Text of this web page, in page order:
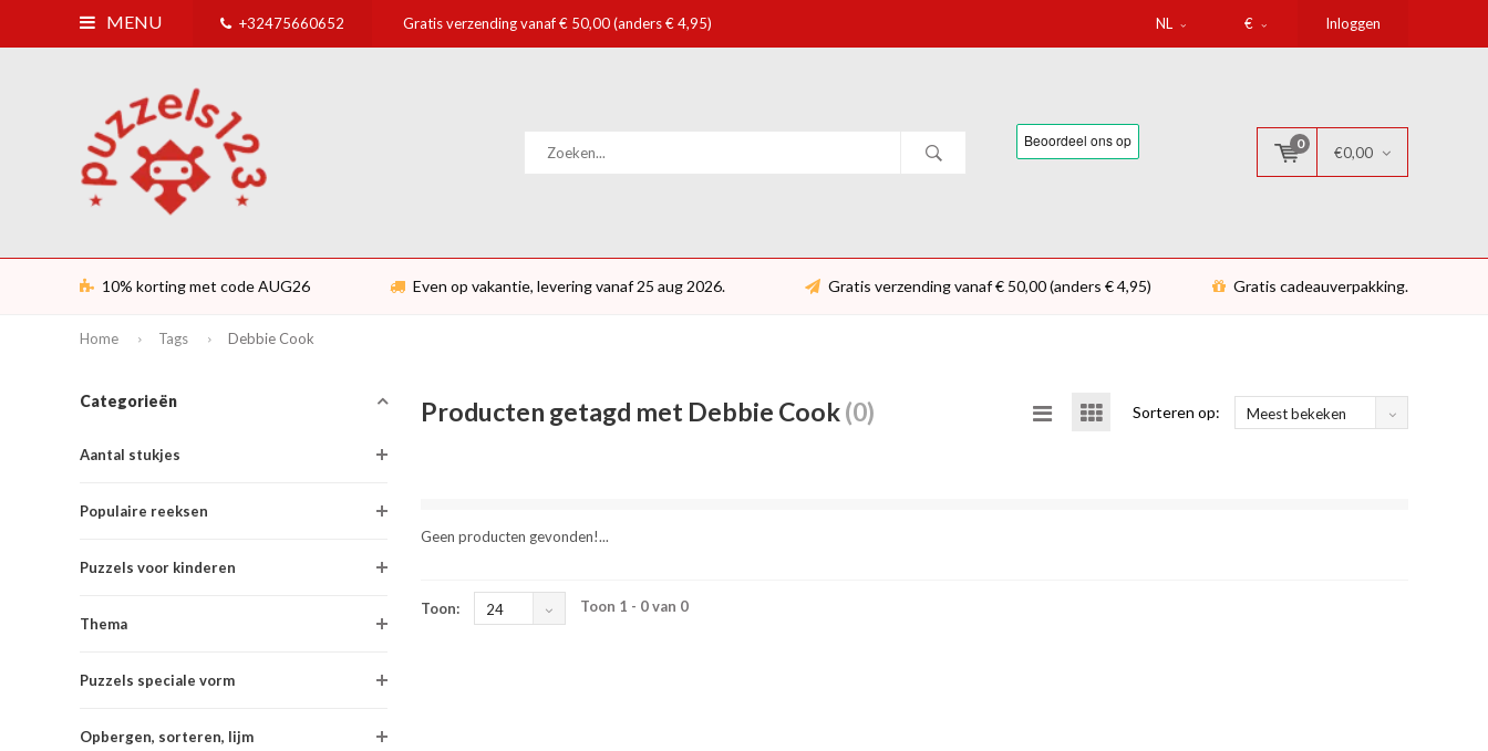
MENU +32475660652 Gratis verzending vanaf € 50,00 (anders € 4,95) NL € Inloggen
0
€0,00
10% korting met code AUG26 Even op vakantie, levering vanaf 25 aug 2026. Gratis verzending vanaf € 50,00 (anders € 4,95) Gratis cadeauverpakking.
Home Tags Debbie Cook
Categorieën
Aantal stukjes
Populaire reeksen
Puzzels voor kinderen
Thema
Puzzels speciale vorm
Opbergen, sorteren, lijm
Producten getagd met Debbie Cook(0) Sorteren op: Meest bekeken
Geen producten gevonden!...
Toon: 24 Toon 1 - 0 van 0